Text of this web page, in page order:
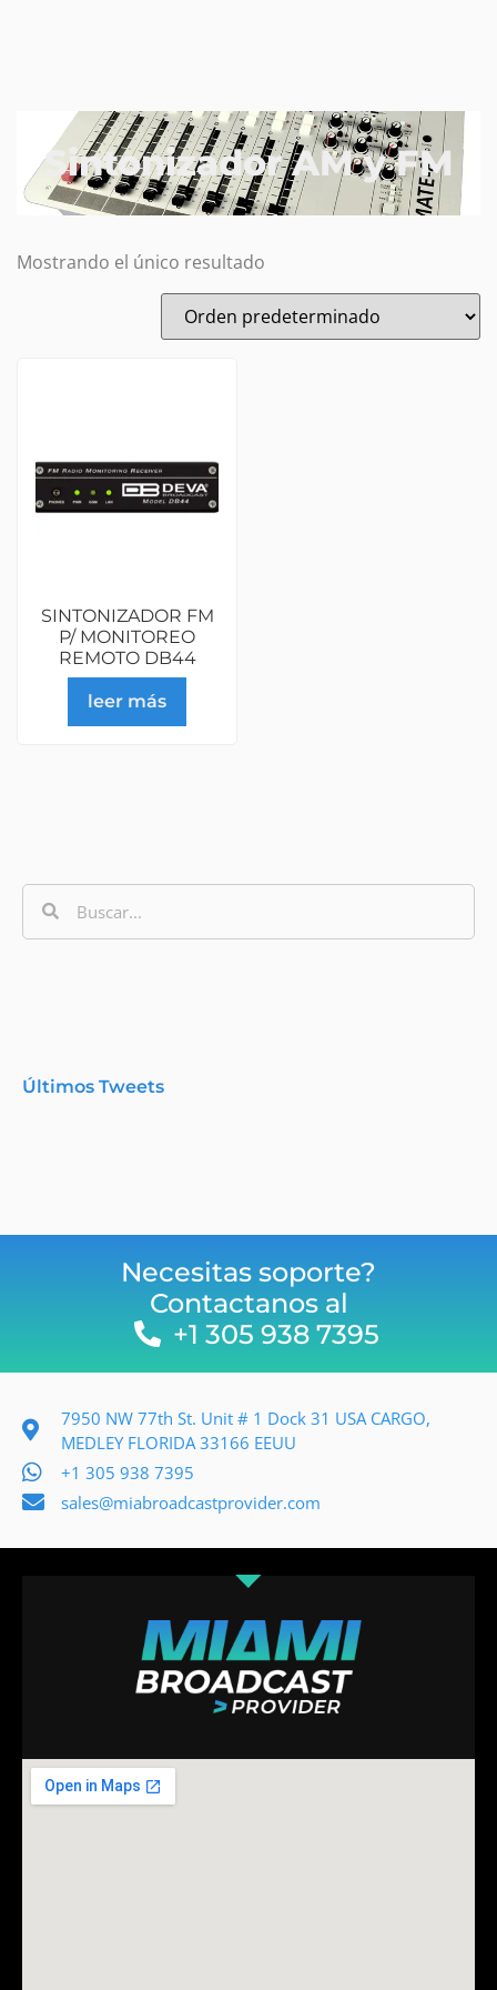
Últimos Tweets
Sintonizador AM y FM
Mostrando el único resultado
SINTONIZADOR FM
P/ MONITOREO
REMOTO DB44
leer más
Necesitas soporte?
Contactanos al
+1 305 938 7395
7950 NW 77th St. Unit # 1 Dock 31 USA CARGO,
MEDLEY FLORIDA 33166 EEUU
+1 305 938 7395
sales@miabroadcastprovider.com